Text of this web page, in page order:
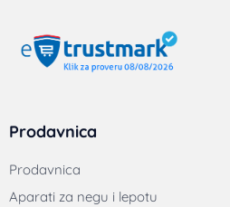
Prodavnica
Prodavnica
Aparati za negu i lepotu